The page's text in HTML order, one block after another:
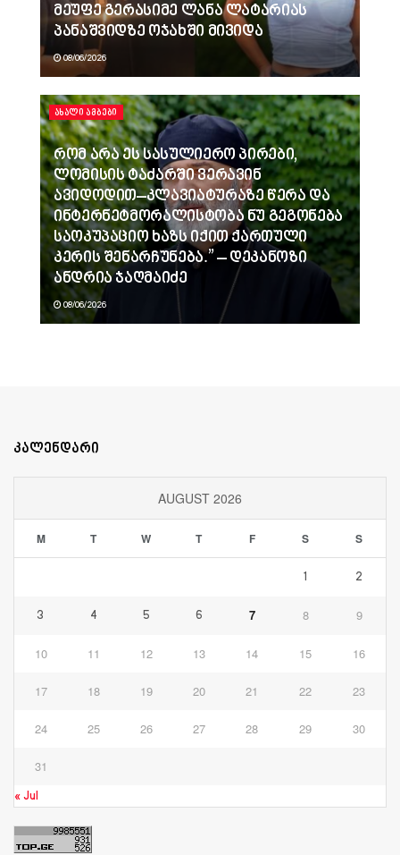
მეუფე გერასიმე ლანა ლატარიას
პანაშვიდზე ოჯახში მივიდა
08/06/2026
ᲐᲮᲐᲚᲘ ᲐᲛᲑᲔᲑᲘ
რომ არა ეს სასულიერო პირები,
ლომისის ტაძარში ვერავინ
ავიდოდით–კლავიატურაზე წერა და
ინტერნეტმორალისტობა ნუ გეგონება
საოკუპაციო ხაზს იქით ქართული
კერის შენარჩუნება.” – დეკანოზი
ანდრია ჯაღმაიძე
08/06/2026
კალენდარი
AUGUST 2026
M T W T F S S
1 2
3 4 5 6 7 8 9
10 11 12 13 14 15 16
17 18 19 20 21 22 23
24 25 26 27 28 29 30
31
« Jul